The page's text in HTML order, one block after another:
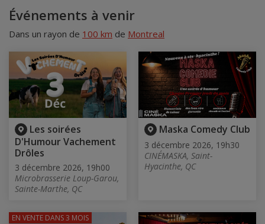
Événements à venir
Dans un rayon de 100 km de Montreal
Les soirées
D'Humour Vachement
Drôles
3 décembre 2026, 19h00
Microbrasserie Loup-Garou,
Sainte-Marthe, QC
Maska Comedy Club
3 décembre 2026, 19h30
CINÉMASKA, Saint-
Hyacinthe, QC
EN VENTE DANS 3 MOIS